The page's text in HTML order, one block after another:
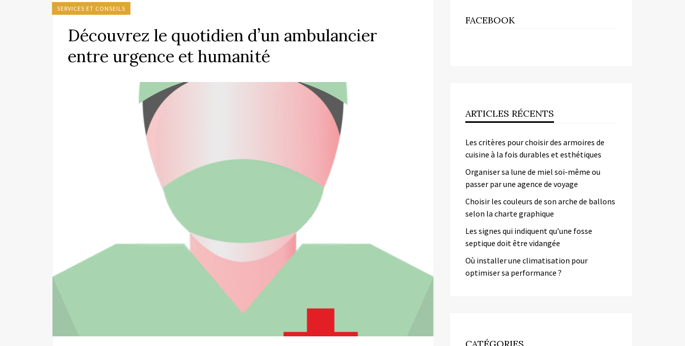
SERVICES ET CONSEILS
Découvrez le quotidien d’un ambulancier
entre urgence et humanité
FACEBOOK
ARTICLES RÉCENTS
Les critères pour choisir des armoires de
cuisine à la fois durables et esthétiques
Organiser sa lune de miel soi-même ou
passer par une agence de voyage
Choisir les couleurs de son arche de ballons
selon la charte graphique
Les signes qui indiquent qu’une fosse
septique doit être vidangée
Où installer une climatisation pour
optimiser sa performance ?